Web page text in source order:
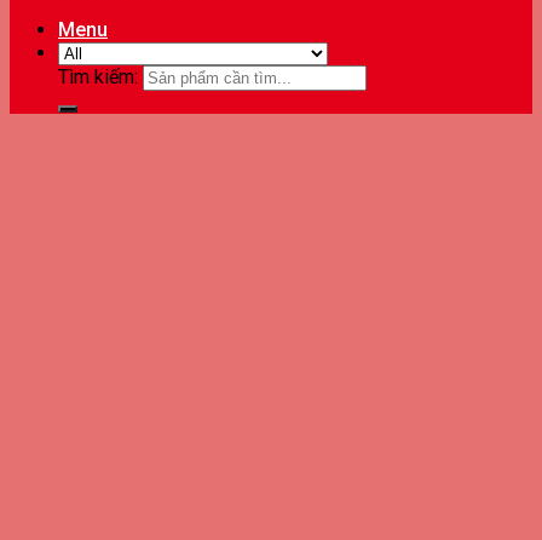
Menu
Tìm kiếm: